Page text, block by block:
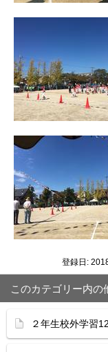
登録日:
このカテゴリー内の
２年生校外学習12